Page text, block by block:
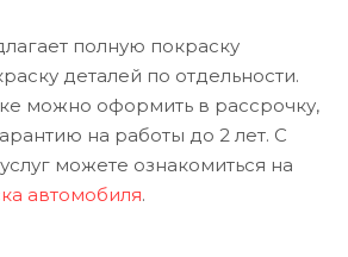
полную покраску
деталей по отдельности.
можно оформить в рассрочку,
на работы до 2 лет. С
можете ознакомиться на
автомобиля.